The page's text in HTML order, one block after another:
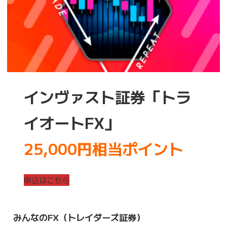
インヴァスト証券「トラ
イオートFX」
25,000円相当ポイント
申込はこちら
みんなのFX（トレイダーズ証券）